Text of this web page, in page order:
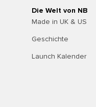
Die Welt von NB
Made in UK & US
Geschichte
Launch Kalender